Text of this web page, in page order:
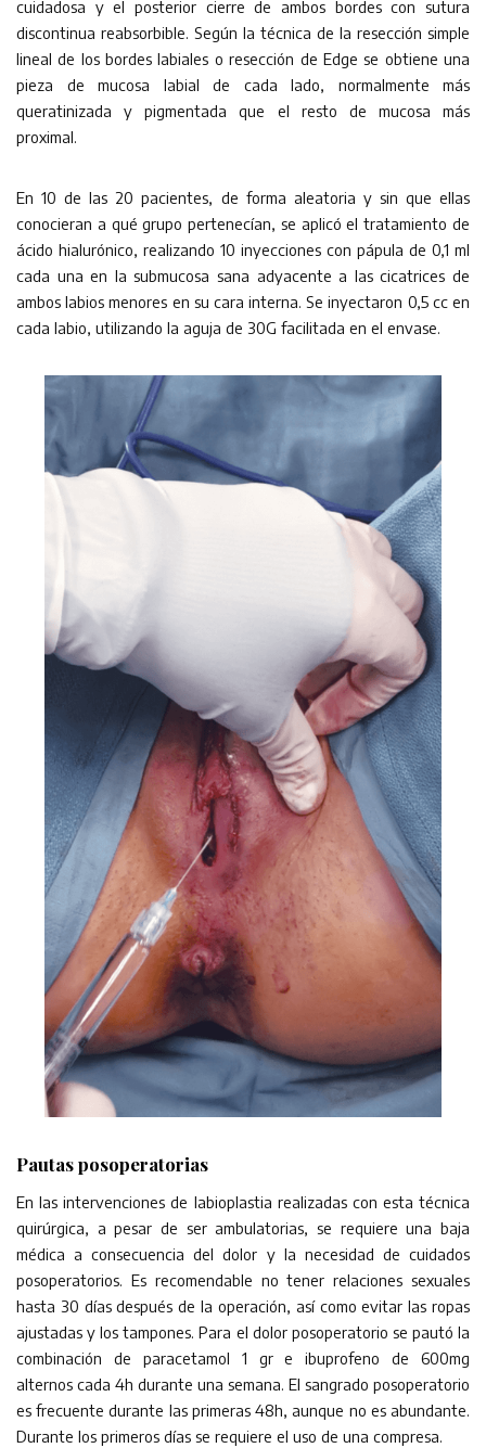
cuidadosa y el posterior cierre de ambos bordes con sutura
discontinua reabsorbible. Según la técnica de la resección simple
lineal de los bordes labiales o resección de Edge se obtiene una
pieza de mucosa labial de cada lado, normalmente más
queratinizada y pigmentada que el resto de mucosa más
proximal.
En 10 de las 20 pacientes, de forma aleatoria y sin que ellas
conocieran a qué grupo pertenecían, se aplicó el tratamiento de
ácido hialurónico, realizando 10 inyecciones con pápula de 0,1 ml
cada una en la submucosa sana adyacente a las cicatrices de
ambos labios menores en su cara interna. Se inyectaron 0,5 cc en
cada labio, utilizando la aguja de 30G facilitada en el envase.
Pautas posoperatorias
En las intervenciones de labioplastia realizadas con esta técnica
quirúrgica, a pesar de ser ambulatorias, se requiere una baja
médica a consecuencia del dolor y la necesidad de cuidados
posoperatorios. Es recomendable no tener relaciones sexuales
hasta 30 días después de la operación, así como evitar las ropas
ajustadas y los tampones. Para el dolor posoperatorio se pautó la
combinación de paracetamol 1 gr e ibuprofeno de 600mg
alternos cada 4h durante una semana. El sangrado posoperatorio
es frecuente durante las primeras 48h, aunque no es abundante.
Durante los primeros días se requiere el uso de una compresa.